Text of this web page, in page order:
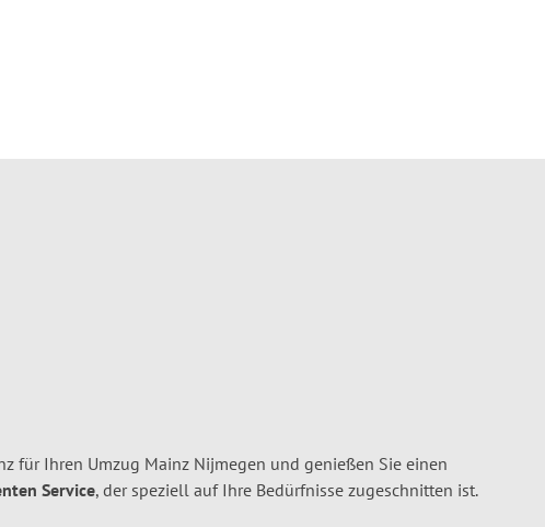
für Ihren Umzug Mainz Nijmegen und genießen Sie einen
Service, der speziell auf Ihre Bedürfnisse zugeschnitten ist.